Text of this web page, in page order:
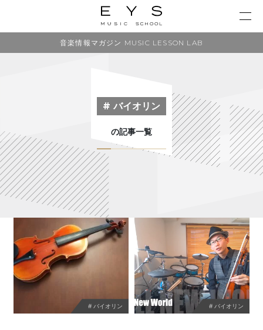
音楽情報マガジン MUSIC LESSON LAB
# バイオリン
の記事一覧
# バイオリン # バイオリン